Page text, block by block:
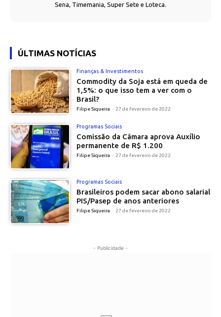
Sena, Timemania, Super Sete e Loteca.
ÚLTIMAS NOTÍCIAS
Finanças & Investimentos
Commodity da Soja está em queda de
1,5%: o que isso tem a ver com o
Brasil?
Filipe Siqueira - 27 de fevereiro de 2022
Programas Sociais
Comissão da Câmara aprova Auxílio
permanente de R$ 1.200
Filipe Siqueira - 27 de fevereiro de 2022
Programas Sociais
Brasileiros podem sacar abono salarial
PIS/Pasep de anos anteriores
Filipe Siqueira - 27 de fevereiro de 2022
- Publicidade -